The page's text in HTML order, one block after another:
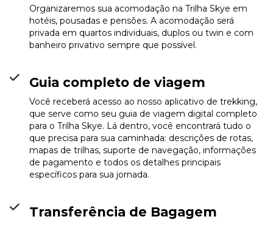
Organizaremos sua acomodação na Trilha Skye em
hotéis, pousadas e pensões. A acomodação será
privada em quartos individuais, duplos ou twin e com
banheiro privativo sempre que possível.
Guia completo de viagem
Você receberá acesso ao nosso aplicativo de trekking,
que serve como seu guia de viagem digital completo
para o Trilha Skye. Lá dentro, você encontrará tudo o
que precisa para sua caminhada: descrições de rotas,
mapas de trilhas, suporte de navegação, informações
de pagamento e todos os detalhes principais
específicos para sua jornada.
Transferência de Bagagem